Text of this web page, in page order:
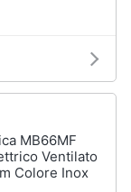
MB66MF
Ventilato
Colore Inox